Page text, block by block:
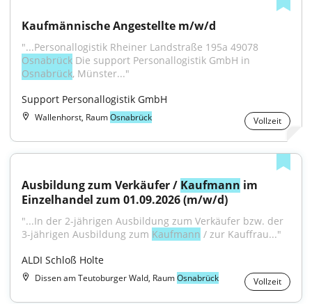
Kaufmännische Angestellte m/w/d
Osnabrück
Osnabrück, Münster..."
Support Personallogistik GmbH
Wallenhorst, RaumOsnabrück Vollzeit
Ausbildung zum Verkäufer / Kaufmann im
Einzelhandel zum 01.09.2026 (m/w/d)
"...In der 2-jährigen Ausbildung zum Verkäufer bzw. der
3-jährigen Ausbildung zum Kaufmann / zur Kauffrau..."
ALDI Schloß Holte
Dissen am Teutoburger Wald, RaumOsnabrück Vollzeit